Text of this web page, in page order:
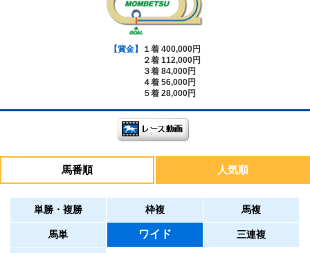
【賞金】
１着 400,000円
２着 112,000円
３着 84,000円
４着 56,000円
５着 28,000円
馬番順 人気順
単勝・複勝 枠複 馬複
馬単 ワイド 三連複